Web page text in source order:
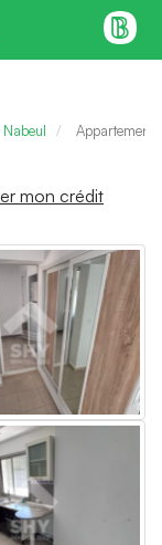
Appartement
mon crédit